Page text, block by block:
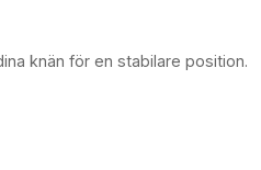
knän för en stabilare position.